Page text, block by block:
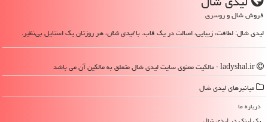
فروش شال و روسری
لیدی شال: لطافت، زیبایی، اصالت در یک قاب. بالیدی شال، هر روزتان یک استایل بی‌نظیر.
میانبرهای لیدی شال
درباره ما